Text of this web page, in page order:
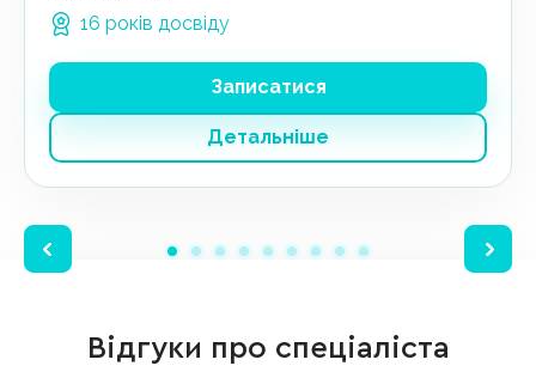
16 років досвіду
Детальніше
Записатися
Відгуки про спеціаліста